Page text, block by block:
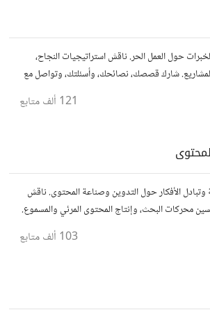
حول العمل الحر. ناقش استراتيجيات النجاح،
المشاريع. شارك قصصك، نصائحك، وأسئلتك، وتواصل مع
121 ألف متابع
وتبادل الأفكار حول التدوين وصناعة المحتوى. ناقش
محركات البحث، وإنتاج المحتوى المرئي والمسموع.
103 ألف متابع